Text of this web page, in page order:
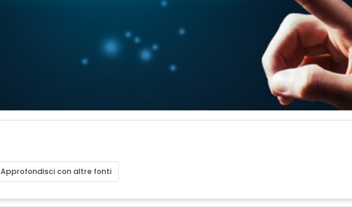
Approfondisci con altre fonti